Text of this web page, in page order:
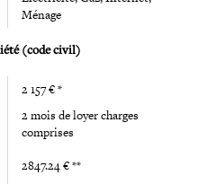
Ménage
(code civil)
2 157 € *
2 mois de loyer charges
comprises
2847.24 € **